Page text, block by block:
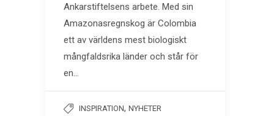
Ankarstiftelsens arbete. Med sin
Amazonasregnskog är Colombia
ett av världens mest biologiskt
mångfaldsrika länder och står för
en…
INSPIRATION, NYHETER